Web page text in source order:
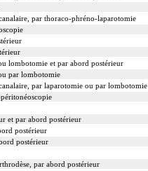
par thoraco-phréno-laparotomie
lombotomie et par abord postérieur
par lombotomie
par laparotomie ou par lombotomie
et par abord postérieur
postérieur
postérieur
par abord postérieur